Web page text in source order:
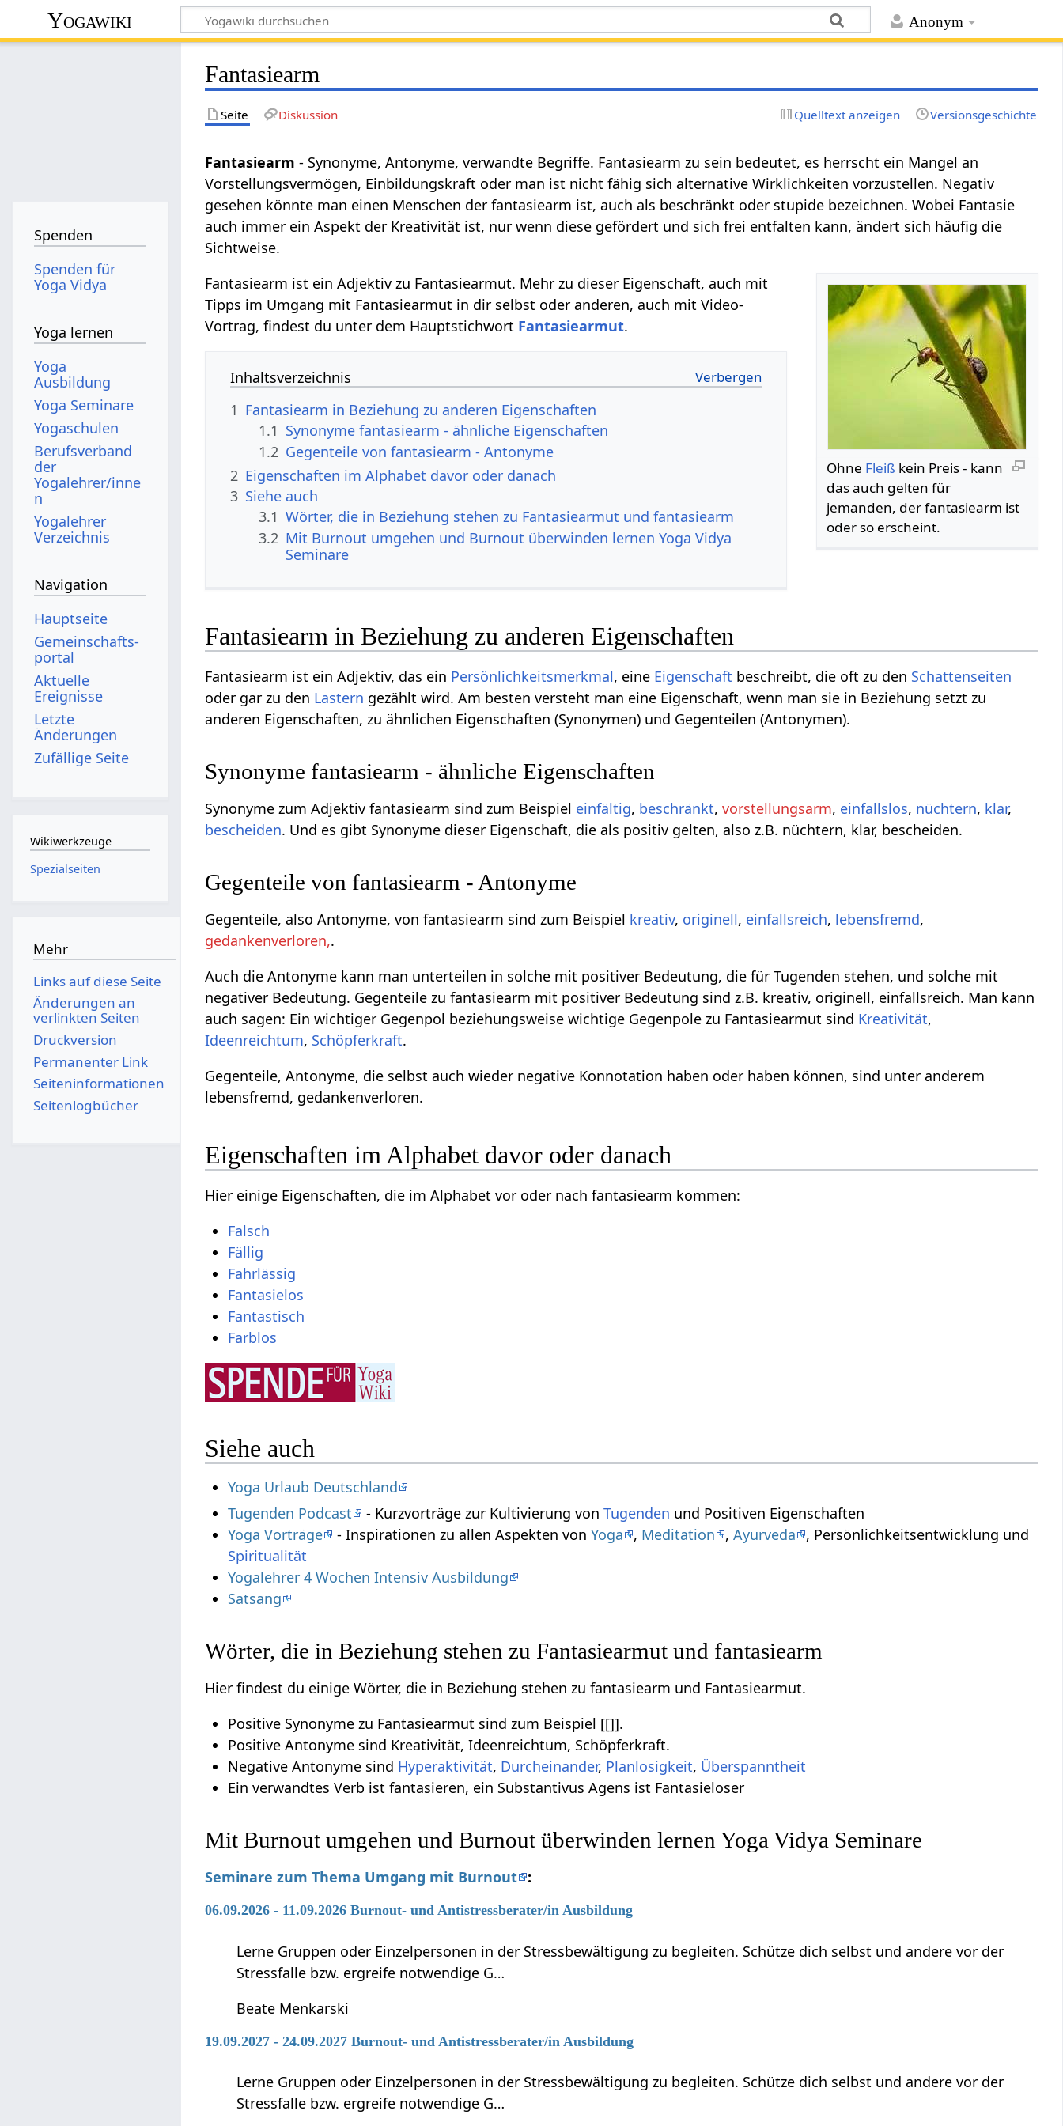
Anonym
Yogawiki
Fantasiearm
Seite Diskussion Quelltext anzeigen Versionsgeschichte
Fantasiearm- Synonyme, Antonyme, verwandte Begriffe. Fantasiearm zu sein bedeutet, es herrscht ein Mangel an
Vorstellungsvermögen, Einbildungskraft oder man ist nicht fähig sich alternative Wirklichkeiten vorzustellen. Negativ
gesehen könnte man einen Menschen der fantasiearm ist, auch als beschränkt oder stupide bezeichnen. Wobei Fantasie
auch immer ein Aspekt der Kreativität ist, nur wenn diese gefördert und sich frei entfalten kann, ändert sich häufig die
Sichtweise.
Ohne Fleiß kein Preis - kann
das auch gelten für
jemanden, der fantasiearm ist
oder so erscheint.
Fantasiearm ist ein Adjektiv zu Fantasiearmut. Mehr zu dieser Eigenschaft, auch mit
Tipps im Umgang mit Fantasiearmut in dir selbst oder anderen, auch mit Video-
Vortrag, findest du unter dem Hauptstichwort Fantasiearmut.
Inhaltsverzeichnis
1 Fantasiearm in Beziehung zu anderen Eigenschaften
1.1 Synonyme fantasiearm - ähnliche Eigenschaften
1.2 Gegenteile von fantasiearm - Antonyme
2 Eigenschaften im Alphabet davor oder danach
3 Siehe auch
3.1 Wörter, die in Beziehung stehen zu Fantasiearmut und fantasiearm
3.2 Mit Burnout umgehen und Burnout überwinden lernen Yoga Vidya
Seminare
Fantasiearm in Beziehung zu anderen Eigenschaften
Fantasiearm ist ein Adjektiv, das ein Persönlichkeitsmerkmal, eine Eigenschaft beschreibt, die oft zu den Schattenseiten
oder gar zu den Lastern gezählt wird. Am besten versteht man eine Eigenschaft, wenn man sie in Beziehung setzt zu
anderen Eigenschaften, zu ähnlichen Eigenschaften (Synonymen) und Gegenteilen (Antonymen).
Synonyme fantasiearm - ähnliche Eigenschaften
Synonyme zum Adjektiv fantasiearm sind zum Beispiel einfältig, beschränkt,vorstellungsarm, einfallslos, nüchtern, klar,
bescheiden. Und es gibt Synonyme dieser Eigenschaft, die als positiv gelten, also z.B. nüchtern, klar, bescheiden.
Gegenteile von fantasiearm - Antonyme
Gegenteile, also Antonyme, von fantasiearm sind zum Beispiel kreativ, originell, einfallsreich, lebensfremd,
gedankenverloren,.
Auch die Antonyme kann man unterteilen in solche mit positiver Bedeutung, die für Tugenden stehen, und solche mit
negativer Bedeutung. Gegenteile zu fantasiearm mit positiver Bedeutung sind z.B. kreativ, originell, einfallsreich. Man kann
auch sagen: Ein wichtiger Gegenpol beziehungsweise wichtige Gegenpole zu Fantasiearmut sind Kreativität,
Ideenreichtum, Schöpferkraft.
Gegenteile, Antonyme, die selbst auch wieder negative Konnotation haben oder haben können, sind unter anderem
lebensfremd, gedankenverloren.
Eigenschaften im Alphabet davor oder danach
Hier einige Eigenschaften, die im Alphabet vor oder nach fantasiearm kommen:
Falsch
Fällig
Fahrlässig
Fantasielos
Fantastisch
Farblos
Siehe auch
Yoga Urlaub Deutschland
Tugenden Podcast
- Kurzvorträge zur Kultivierung vonTugenden und Positiven Eigenschaften
Yoga Vorträge
- Inspirationen zu allen Aspekten vonYoga , Meditation ,Ayurveda
, Persönlichkeitsentwicklung und
Spiritualität
Yogalehrer 4 Wochen Intensiv Ausbildung
Satsang
Wörter, die in Beziehung stehen zu Fantasiearmut und fantasiearm
Hier findest du einige Wörter, die in Beziehung stehen zu fantasiearm und Fantasiearmut.
Positive Synonyme zu Fantasiearmut sind zum Beispiel [[]].
Positive Antonyme sind Kreativität, Ideenreichtum, Schöpferkraft.
Negative Antonyme sind Hyperaktivität, Durcheinander, Planlosigkeit, Überspanntheit
Ein verwandtes Verb ist fantasieren, ein Substantivus Agens ist Fantasieloser
Mit Burnout umgehen und Burnout überwinden lernen Yoga Vidya Seminare
Seminare zum Thema Umgang mit Burnout :
06.09.2026 - 11.09.2026 Burnout- und Antistressberater/in Ausbildung
Lerne Gruppen oder Einzelpersonen in der Stressbewältigung zu begleiten. Schütze dich selbst und andere vor der
Stressfalle bzw. ergreife notwendige G…
Beate Menkarski
19.09.2027 - 24.09.2027 Burnout- und Antistressberater/in Ausbildung
Lerne Gruppen oder Einzelpersonen in der Stressbewältigung zu begleiten. Schütze dich selbst und andere vor der
Stressfalle bzw. ergreife notwendige G…
Spenden
Spenden für
Yoga Vidya
Yoga lernen
Yoga
Ausbildung
Yoga Seminare
Yogaschulen
Berufsverband
der
Yogalehrer/inne
n
Yogalehrer
Verzeichnis
Navigation
Hauptseite
Gemeinschafts­
portal
Aktuelle
Ereignisse
Letzte
Änderungen
Zufällige Seite
Wikiwerkzeuge
Spezialseiten
Mehr
Links auf diese Seite
Änderungen an
verlinkten Seiten
Druckversion
Permanenter Link
Seiten­­informationen
Seitenlogbücher